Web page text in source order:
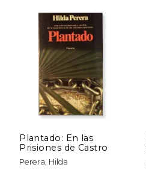
Plantado: En las
Prisiones de Castro
Perera, Hilda